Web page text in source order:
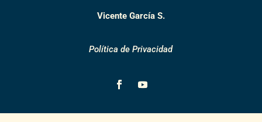
Vicente García S.
Política de Privacidad